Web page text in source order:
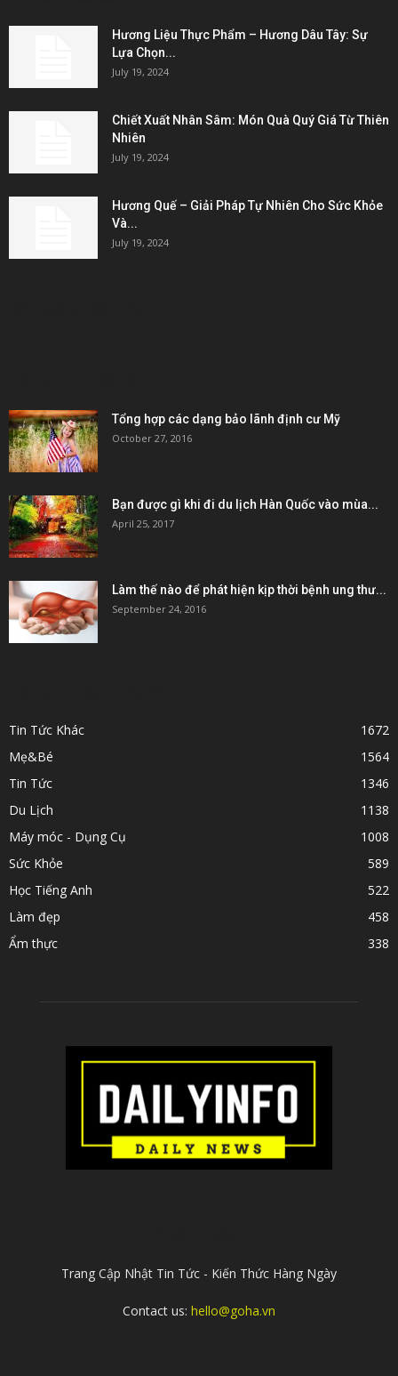
Hương Liệu Thực Phẩm – Hương Dâu Tây: Sự
Lựa Chọn...
July 19, 2024
Chiết Xuất Nhân Sâm: Món Quà Quý Giá Từ Thiên
Nhiên
July 19, 2024
Hương Quế – Giải Pháp Tự Nhiên Cho Sức Khỏe
Và...
July 19, 2024
Tổng hợp các dạng bảo lãnh định cư Mỹ
October 27, 2016
Bạn được gì khi đi du lịch Hàn Quốc vào mùa...
April 25, 2017
Làm thế nào để phát hiện kịp thời bệnh ung thư...
September 24, 2016
Tin Tức Khác
1672
Mẹ&Bé
1564
Tin Tức
1346
Du Lịch
1138
Máy móc - Dụng Cụ
1008
Sức Khỏe
589
Học Tiếng Anh
522
Làm đẹp
458
Ẩm thực
338
Trang Cập Nhật Tin Tức - Kiến Thức Hàng Ngày
Contact us: hello@goha.vn